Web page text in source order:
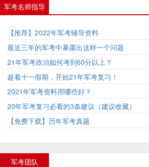
军考名师指导
【推荐】2022年军考辅导资料
最近三年的军考中暴露出这样一个问题
21年军考政治如何考到60分以上？
趁着十一假期，开始21年军考复习！
2021年军考资料用哪些好？
20年军考复习必看的3条建议（建议收藏）
【免费下载】历年军考真题
军考团队